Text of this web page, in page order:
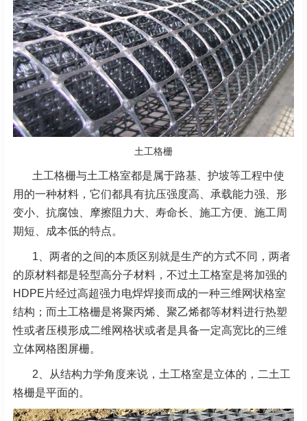
土工格栅
土工格栅与土工格室都是属于路基、护坡等工程中使
用的一种材料，它们都具有抗压强度高、承载能力强、形
变小、抗腐蚀、摩擦阻力大、寿命长、施工方便、施工周
期短、成本低的特点。
1、两者的之间的本质区别就是生产的方式不同，两者
的原材料都是轻型高分子材料，不过土工格室是将加强的
HDPE片经过高超强力电焊焊接而成的一种三维网状格室
结构；而土工格栅是将聚丙烯、聚乙烯都等材料进行热塑
性或者压模形成二维网格状或者是具备一定高宽比的三维
立体网格图屏栅。
2、从结构力学角度来说，土工格室是立体的，二土工
格栅是平面的。